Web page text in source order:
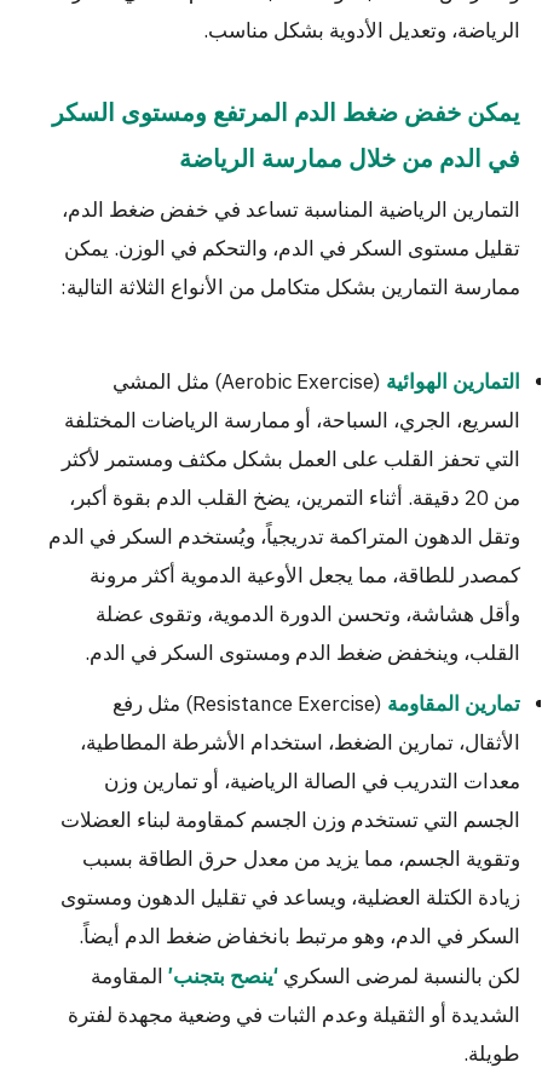
الرياضة، وتعديل الأدوية بشكل مناسب.
يمكن خفض ضغط الدم المرتفع ومستوى السكر
في الدم من خلال ممارسة الرياضة
التمارين الرياضية المناسبة تساعد في خفض ضغط الدم،
تقليل مستوى السكر في الدم، والتحكم في الوزن. يمكن
ممارسة التمارين بشكل متكامل من الأنواع الثلاثة التالية:
التمارين الهوائية
(Aerobic Exercise) مثل المشي
السريع، الجري، السباحة، أو ممارسة الرياضات المختلفة
التي تحفز القلب على العمل بشكل مكثف ومستمر لأكثر
من 20 دقيقة. أثناء التمرين، يضخ القلب الدم بقوة أكبر،
وتقل الدهون المتراكمة تدريجياً، ويُستخدم السكر في الدم
كمصدر للطاقة، مما يجعل الأوعية الدموية أكثر مرونة
وأقل هشاشة، وتحسن الدورة الدموية، وتقوى عضلة
القلب، وينخفض ضغط الدم ومستوى السكر في الدم.
تمارين المقاومة
(Resistance Exercise) مثل رفع
الأثقال، تمارين الضغط، استخدام الأشرطة المطاطية،
معدات التدريب في الصالة الرياضية، أو تمارين وزن
الجسم التي تستخدم وزن الجسم كمقاومة لبناء العضلات
وتقوية الجسم، مما يزيد من معدل حرق الطاقة بسبب
زيادة الكتلة العضلية، ويساعد في تقليل الدهون ومستوى
السكر في الدم، وهو مرتبط بانخفاض ضغط الدم أيضاً.
لكن بالنسبة لمرضى السكري ‘ينصح بتجنب’ المقاومة
الشديدة أو الثقيلة وعدم الثبات في وضعية مجهدة لفترة
طويلة.